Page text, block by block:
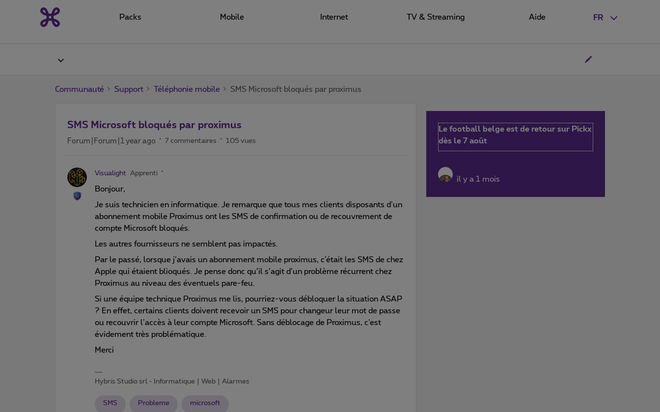
FR
Packs Mobile Internet TV & Streaming Aide
Communauté Support Téléphonie mobile SMS Microsoft bloqués par proximus
SMS Microsoft bloqués par proximus
Forum|Forum|1 year ago 7 commentaires 105 vues
Visualight Apprenti
Bonjour,
Je suis technicien en informatique. Je remarque que tous mes clients disposants d’un
abonnement mobile Proximus ont les SMS de confirmation ou de recouvrement de
compte Microsoft bloqués.
Les autres fournisseurs ne semblent pas impactés.
Par le passé, lorsque j’avais un abonnement mobile proximus, c’était les SMS de chez
Apple qui étaient blioqués. Je pense donc qu’il s’agit d’un problème récurrent chez
Proximus au niveau des éventuels pare-feu.
Si une équipe technique Proximus me lis, pourriez-vous débloquer la situation ASAP
? En effet, certains clients doivent recevoir un SMS pour changeur leur mot de passe
ou recouvrir l’accès à leur compte Microsoft. Sans déblocage de Proximus, c’est
évidement très problématique.
Merci
Hybris Studio srl - Informatique | Web | Alarmes
SMS Probleme microsoft
Le football belge est de retour sur Pickx
dès le 7 août
il y a 1 mois